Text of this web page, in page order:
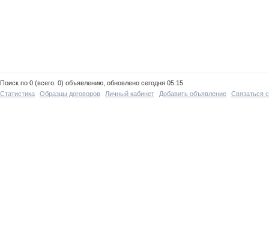
Поиск по 0 (всего: 0) объявлению, обновлено сегодня 05:15
Статистика
Образцы договоров Личный кабинет Добавить объявление Связаться